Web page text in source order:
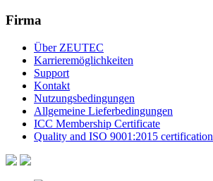
Firma
Über ZEUTEC
Karrieremöglichkeiten
Support
Kontakt
Nutzungsbedingungen
Allgemeine Lieferbedingungen
ICC Membership Certificate
Quality and ISO 9001:2015 certification